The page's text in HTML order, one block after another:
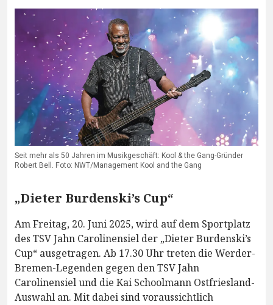
Seit mehr als 50 Jahren im Musikgeschäft: Kool & the Gang-Gründer
Robert Bell. Foto: NWT/Management Kool and the Gang
„Dieter Burdenski’s Cup“
Am Freitag, 20. Juni 2025, wird auf dem Sportplatz
des TSV Jahn Carolinensiel der „Dieter Burdenski’s
Cup“ ausgetragen. Ab 17.30 Uhr treten die Werder-
Bremen-Legenden gegen den TSV Jahn
Carolinensiel und die Kai Schoolmann Ostfriesland-
Auswahl an. Mit dabei sind voraussichtlich